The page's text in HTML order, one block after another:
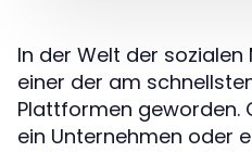
In der Welt der sozialen
einer der am
Plattformen geworden.
ein Unternehmen oder